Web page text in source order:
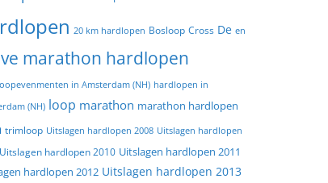
20 km hardlopen Bosloop Cross De en
marathon hardlopen
in Amsterdam (NH) hardlopen in
(NH) loop marathon marathon hardlopen
trimloop Uitslagen hardlopen 2008 Uitslagen hardlopen
Uitslagen hardlopen 2010 Uitslagen hardlopen 2011
hardlopen 2012 Uitslagen hardlopen 2013